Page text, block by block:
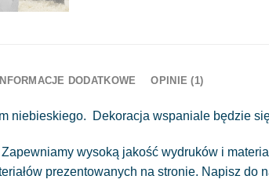
INFORMACJE DODATKOWE OPINIE (1)
niebieskiego. Dekoracja wspaniale będzie
wysoką jakość wydruków i
prezentowanych na stronie. Napisz do